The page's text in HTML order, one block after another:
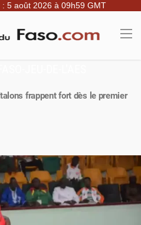
5 août 2026 à 09h59 GMT
frappent fort dès le premier